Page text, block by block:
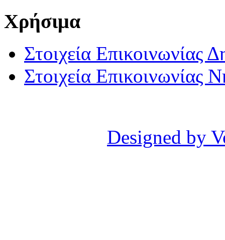
Χρήσιμα
Στοιχεία Επικοινωνίας
Στοιχεία Επικοινωνίας
Designed by